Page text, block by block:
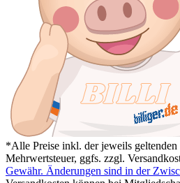
*Alle Preise inkl. der jeweils geltenden
Mehrwertsteuer, ggfs. zzgl.
Gewähr. Änderungen sind in der